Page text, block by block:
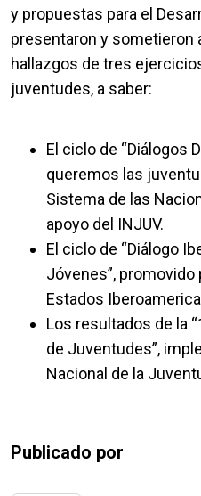
y propuestas para el
presentaron y sometieron
hallazgos de tres
juventudes, a saber:
El ciclo de “Diálogos
queremos las
Sistema de las
apoyo del INJUV.
El ciclo de “Diálogo
Jóvenes”, promovido
Estados
Los resultados de la
de Juventudes”,
Nacional de la
Publicado por